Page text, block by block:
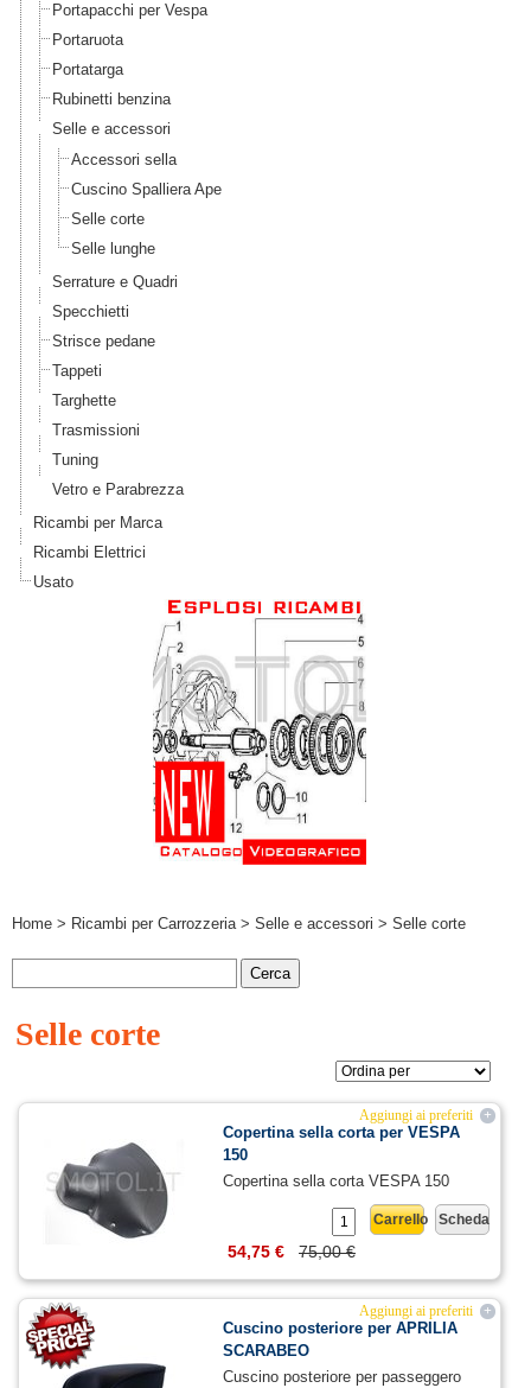
Portapacchi per Vespa
Portaruota
Portatarga
Rubinetti benzina
Selle e accessori
Accessori sella
Cuscino Spalliera Ape
Selle corte
Selle lunghe
Serrature e Quadri
Specchietti
Strisce pedane
Tappeti
Targhette
Trasmissioni
Tuning
Vetro e Parabrezza
Ricambi per Marca
Ricambi Elettrici
Usato
Home > Ricambi per Carrozzeria> Selle e accessori > Selle corte
Selle corte
+
Aggiungi ai preferiti
Copertina sella corta per VESPA
150
Copertina sella corta VESPA 150
Scheda
Carrello
75,00 €
54,75 €
+
Aggiungi ai preferiti
Cuscino posteriore per APRILIA
SCARABEO
Cuscino posteriore per passeggero